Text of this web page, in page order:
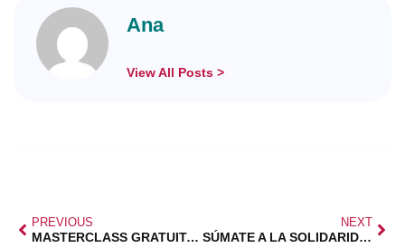
Ana
View All Posts >
PREVIOUS
MASTERCLASS GRATUITA RENTA 2026
NEXT
SÚMATE A LA SOLIDARIDAD Y DISFRUTA EN FAMILIA